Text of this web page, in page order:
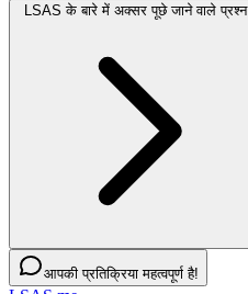
LSAS के बारे में अक्सर पूछे जाने वाले प्रश्न
आपकी प्रतिक्रिया महत्वपूर्ण है!